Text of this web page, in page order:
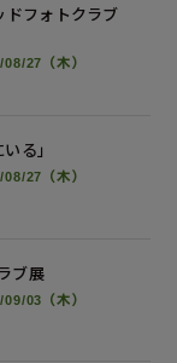
フォトクラブ
27（木）
る」
27（木）
ブ展
03（木）